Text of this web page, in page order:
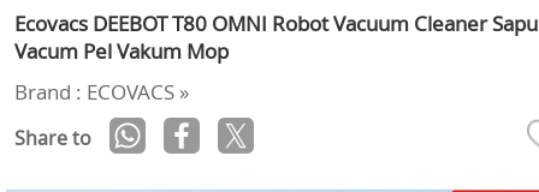
Ecovacs DEEBOT T80 OMNI Robot Vacuum Cleaner Sapu
Vacum Pel Vakum Mop
Brand : ECOVACS »
Share to